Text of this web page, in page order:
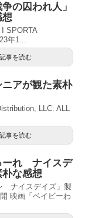
の囚われ人」
SPORTA
年1...
事を読む
アが観た素朴
LLC. ALL
事を読む
ーれ ナイスデ
な感想
ナイスデイズ」製
映画「ベイビーわ